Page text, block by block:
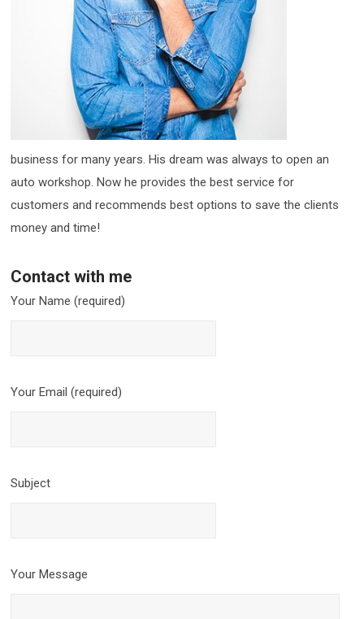
business for many years. His dream was always to open an
auto workshop. Now he provides the best service for
customers and recommends best options to save the clients
money and time!
Contact with me
Your Name (required)
Your Email (required)
Subject
Your Message